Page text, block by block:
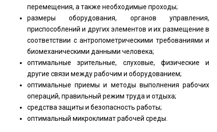
перемещения, а также необходимые проходы;
размеры оборудования, органов управления,
приспособлений и других элементов и их размещение в
соответствии с антропометрическими требованиями и
биомеханическими данными человека;
оптимальные зрительные, слуховые, физические и
другие связи между рабочим и оборудованием;
оптимальные приемы и методы выполнения рабочих
операций, правильный режим труда и отдыха;
средства защиты и безопасность работы;
оптимальный микроклимат рабочей среды.